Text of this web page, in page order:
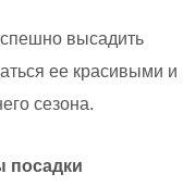
высадить
ее красивыми и
сезона.
посадки